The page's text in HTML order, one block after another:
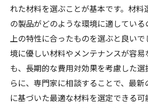
れた材料を選ぶことが基本です。材料
の製品がどのような環境に適してい
上の特性に合ったものを選ぶと良い
境に優しい材料やメンテナンスが容易
も、長期的な費用対効果を考慮した選
らに、専門家に相談することで、最新
に基づいた最適な材料を選定できる可